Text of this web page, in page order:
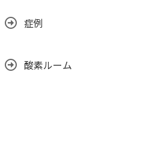
症例
酸素ルーム